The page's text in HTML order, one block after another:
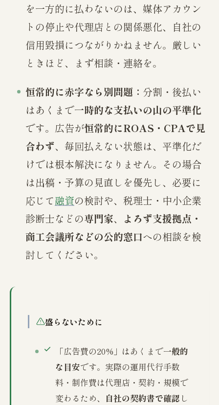
を一方的に払わないのは、媒体アカウン
トの停止や代理店との関係悪化、自社の
信用毀損につながりかねません。厳しい
ときほど、まず相談・連絡を。
恒常的に赤字なら別問題： 分割・後払い
はあくまで一時的な支払いの山の平準化
です。広告が恒常的にROAS・CPAで見
合わず、毎回払えない状態は、平準化だ
けでは根本解決になりません。その場合
は出稿・予算の見直しを優先し、必要に
応じて融資の検討や、税理士・中小企業
診断士などの専門家、
よろず支援拠点・
商工会議所などの公的窓口への相談を検
討してください。
盛らないために
「広告費の20%」はあくまで一般的
な目安です。実際の運用代行手数
料・制作費は代理店・契約・規模で
変わるため、
自社の契約書で確認 し